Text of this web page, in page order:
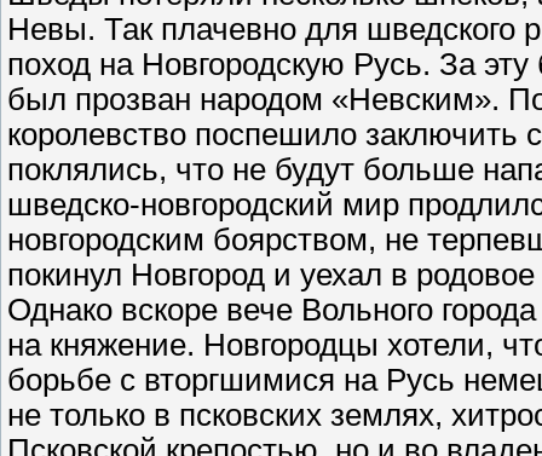
Невы. Так плачевно для шведского
поход на Новгородскую Русь. За
был прозван народом «Невским».
королевство поспешило
поклялись, что не будут больше
шведско-новгородский мир
новгородским боярством, не
покинул Новгород и уехал в
Однако вскоре вече Вольного
на княжение. Новгородцы хотели,
борьбе с вторгшимися на Русь
не только в псковских землях,